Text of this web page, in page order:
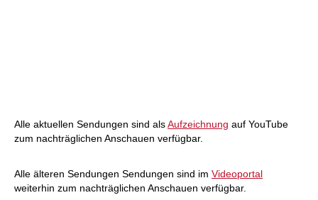
Alle aktuellen Sendungen sind alsAufzeichnung auf YouTube
zum nachträglichen Anschauen verfügbar.
Alle älteren Sendungen Sendungen sind im Videoportal
weiterhin zum nachträglichen Anschauen verfügbar.